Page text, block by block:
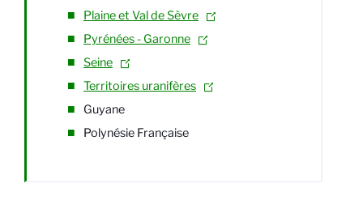
Plaine et Val de Sèvre
Pyrénées - Garonne
Seine
Territoires uranifères
Guyane
Polynésie Française